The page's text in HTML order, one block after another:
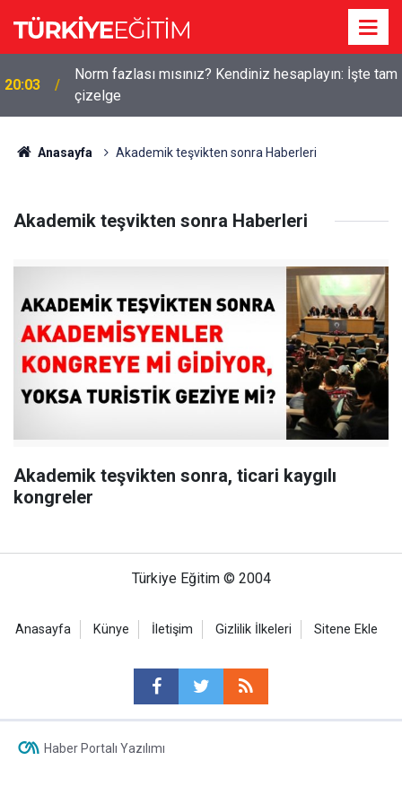
20:03
Norm fazlası mısınız? Kendiniz hesaplayın: İşte tam
çizelge
Anasayfa Akademik teşvikten sonra Haberleri
Akademik teşvikten sonra Haberleri
Akademik teşvikten sonra, ticari kaygılı
kongreler
Türkiye Eğitim © 2004
Anasayfa Künye İletişim Gizlilik İlkeleri Sitene Ekle
Haber Portalı Yazılımı